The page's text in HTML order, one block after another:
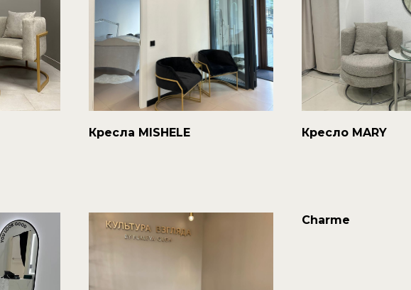
Кресла MISHELE Кресло MARY
Charme